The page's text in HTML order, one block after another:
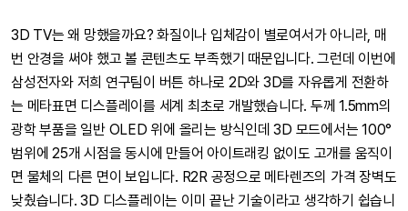
3D TV는 왜 망했을까요? 화질이나 입체감이 별로여서가 아니라, 매
번 안경을 써야 했고 볼 콘텐츠도 부족했기 때문입니다. 그런데 이번에
삼성전자와 저희 연구팀이 버튼 하나로 2D와 3D를 자유롭게 전환하
는 메타표면 디스플레이를 세계 최초로 개발했습니다. 두께 1.5mm의
광학 부품을 일반 OLED 위에 올리는 방식인데 3D 모드에서는 100°
범위에 25개 시점을 동시에 만들어 아이트래킹 없이도 고개를 움직이
면 물체의 다른 면이 보입니다. R2R 공정으로 메타렌즈의 가격 장벽도
낮췄습니다. 3D 디스플레이는 이미 끝난 기술이라고 생각하기 쉽습니